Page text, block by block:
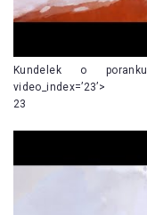
Kundelek o poranku
video_index=’23’>
23